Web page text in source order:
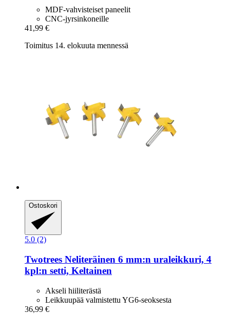
MDF-vahvisteiset paneelit
CNC-jyrsinkoneille
41,99 €
Toimitus 14. elokuuta mennessä
Ostoskori
5.0 (2)
Twotrees Neliteräinen 6 mm:n uraleikkuri, 4
kpl:n setti, Keltainen
Akseli hiiliterästä
Leikkuupää valmistettu YG6-seoksesta
36,99 €